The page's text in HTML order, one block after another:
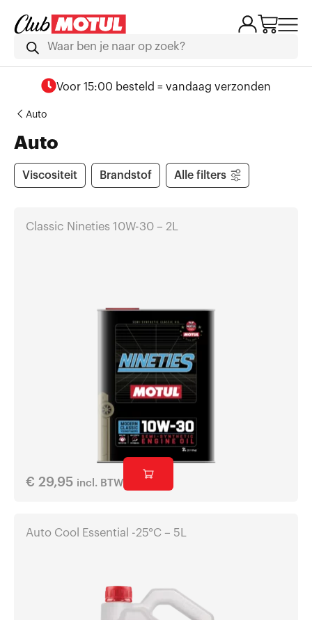
Voor 15:00 besteld = vandaag verzonden
Auto
Auto
Viscositeit Brandstof Alle filters
Classic Nineties 10W-30 – 2L
€ 29,95 incl. BTW
Auto Cool Essential -25°C – 5L